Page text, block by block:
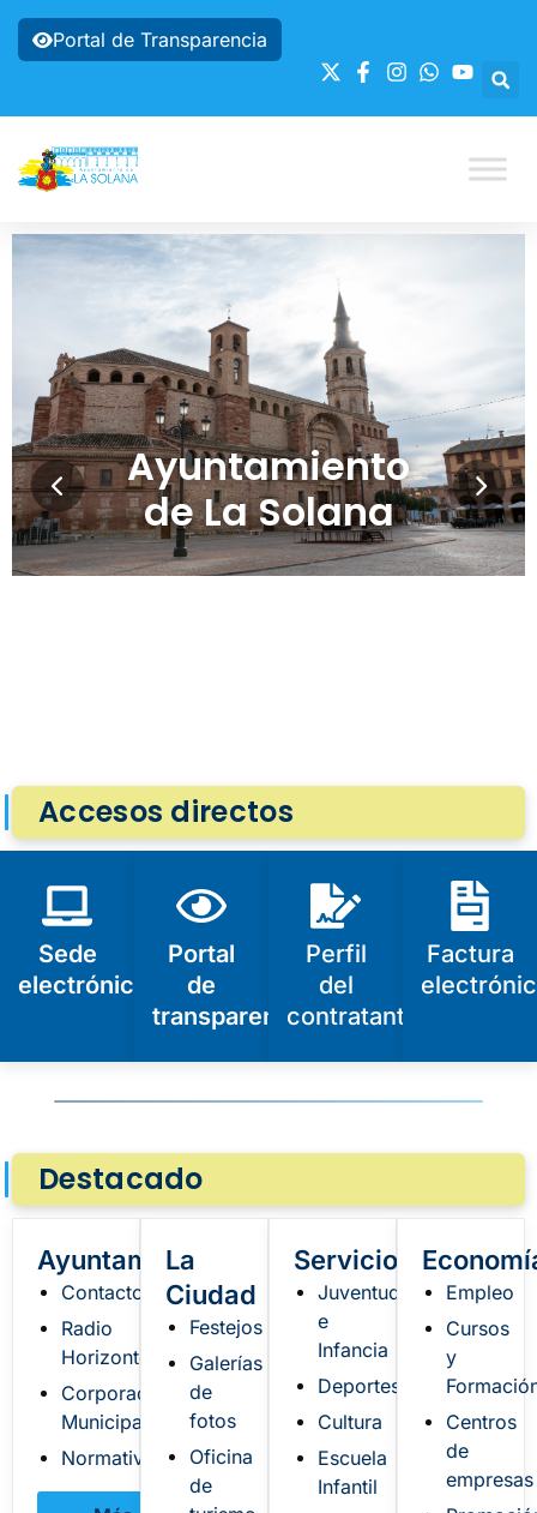
Portal de Transparencia
Ayuntamiento
de La Solana
Accesos directos
Sede
electrónica
Portal
de
transparencia
Perfil
del
contratante
Factura
Destacado
Ayuntamiento
Contactos
Radio
Horizonte
Corporación
Municipal
Normativa
La
Ciudad
Festejos
Galerías
de
fotos
Oficina
de
Servicios
Juventud
e
Infancia
Deportes
Cultura
Escuela
Infantil
Empleo
Cursos
y
Centros
de
empresas